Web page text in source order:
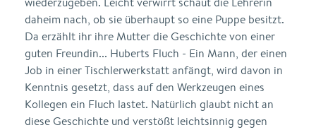
daheim nach, ob sie überhaupt so eine Puppe besitzt.
Da erzählt ihr ihre Mutter die Geschichte von einer
guten Freundin... Huberts Fluch - Ein Mann, der einen
Job in einer Tischlerwerkstatt anfängt, wird davon in
Kenntnis gesetzt, dass auf den Werkzeugen eines
Kollegen ein Fluch lastet. Natürlich glaubt nicht an
diese Geschichte und verstößt leichtsinnig gegen